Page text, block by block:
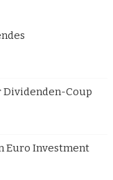
Coup
Euro Investment